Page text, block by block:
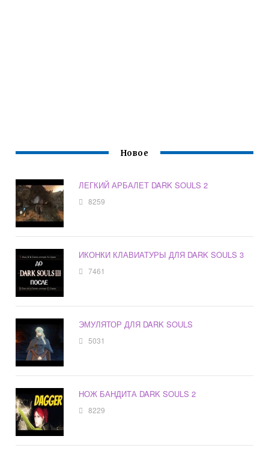
Новое
ЛЕГКИЙ АРБАЛЕТ DARK SOULS 2
8259
ИКОНКИ КЛАВИАТУРЫ ДЛЯ DARK SOULS 3
7461
ЭМУЛЯТОР ДЛЯ DARK SOULS
5031
НОЖ БАНДИТА DARK SOULS 2
8229